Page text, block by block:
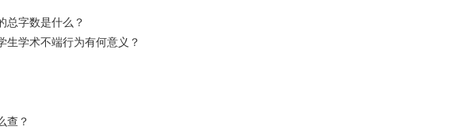
总字数是什么？
生学术不端行为有何意义？
查？